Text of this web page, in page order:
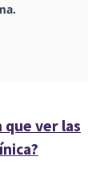
que ver las